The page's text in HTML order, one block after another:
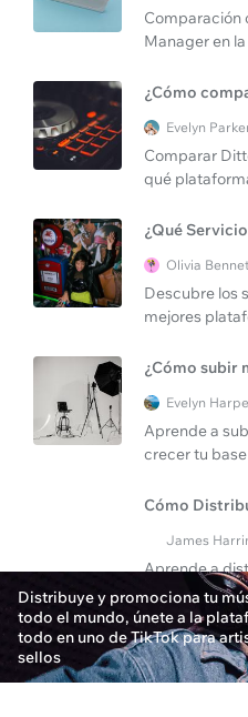
Comparación
Manager en
¿Cómo
Evelyn
Comparar
qué
¿Qué
Olivia
Descubre los
mejores
¿Cómo subir
Evelyn
Aprende a
crecer tu
Cómo
James
Aprende a
destinada a
Distribuye y promociona tu
todo el mundo, únete a la
todo en uno de TikTok para
sellos